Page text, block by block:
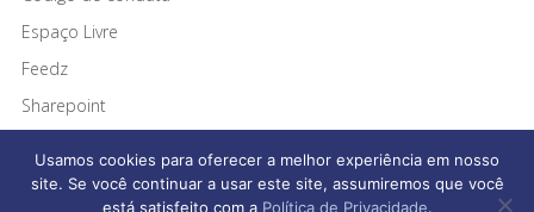
Espaço Livre
Feedz
Sharepoint
Usamos cookies para oferecer a melhor experiência em nosso
site. Se você continuar a usar este site, assumiremos que você
está satisfeito com a Política de Privacidade.